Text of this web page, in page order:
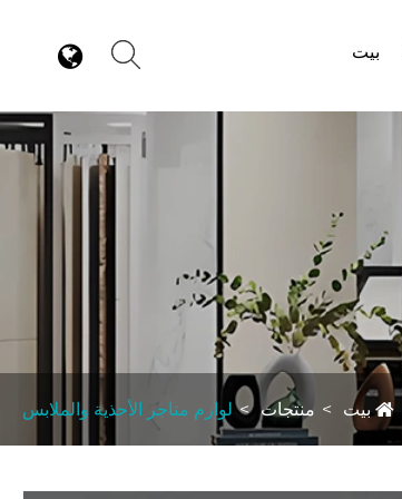
بيت
بيت منتجات لوازم متاجر الأحذية والملابس